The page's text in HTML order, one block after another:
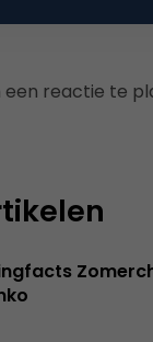
een reactie te